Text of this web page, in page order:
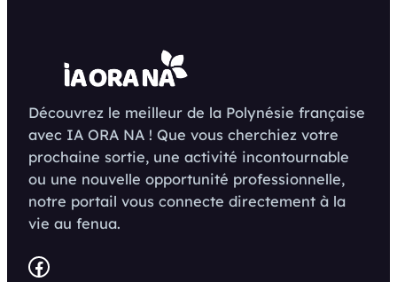
Découvrez le meilleur de la Polynésie française
avec IA ORA NA ! Que vous cherchiez votre
prochaine sortie, une activité incontournable
ou une nouvelle opportunité professionnelle,
notre portail vous connecte directement à la
vie au fenua.
Facebook